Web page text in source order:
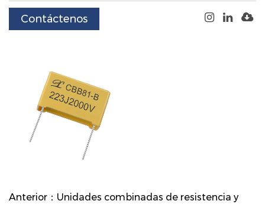
Contáctenos
Anterior：Unidades combinadas de resistencia y